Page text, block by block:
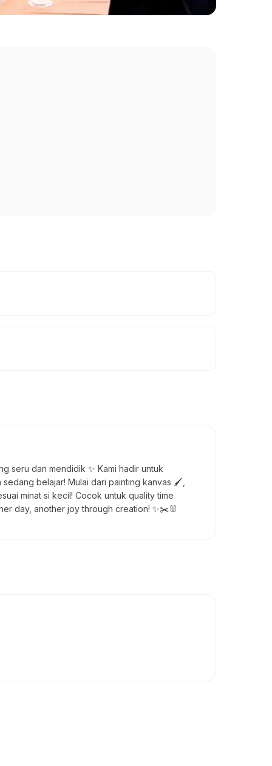
seru dan mendidik ✨ Kami hadir untuk
belajar! Mulai dari painting kanvas 🖌️,
minat si kecil! Cocok untuk quality time
day, another joy through creation! ✨✂️🐰